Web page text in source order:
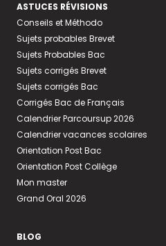
ASTUCES RÉVISIONS
Conseils et Méthodo
Sujets probables Brevet
Sujets Probables Bac
Sujets corrigés Brevet
Sujets corrigés Bac
Corrigés Bac de Français
Calendrier Parcoursup 2026
Calendrier vacances scolaires
Orientation Post Bac
Orientation Post Collège
Mon master
Grand Oral 2026
BLOG